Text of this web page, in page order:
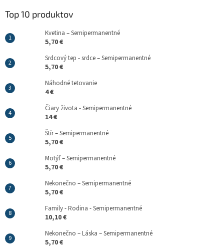
Top 10 produktov
Kvetina – Semipermanentné
5,70 €
Srdcový tep - srdce – Semipermanentné
5,70 €
Náhodné tetovanie
4 €
Čiary života - Semipermanentné
14 €
Štír – Semipermanentné
5,70 €
Motýľ – Semipermanentné
5,70 €
Nekonečno – Semipermanentné
5,70 €
Family - Rodina - Semipermanentné
10,10 €
Nekonečno – Láska – Semipermanentné
5,70 €